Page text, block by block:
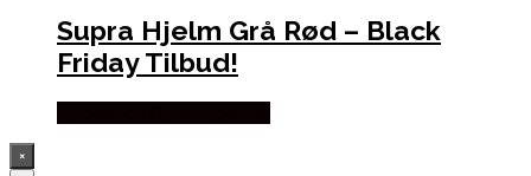
Supra Hjelm Grå Rød – Black
Friday Tilbud!
×